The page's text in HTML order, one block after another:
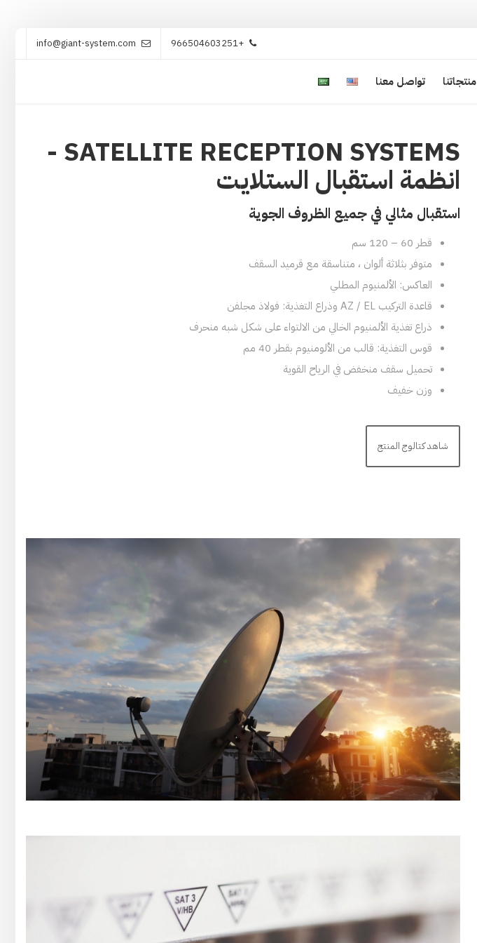
+966504603251
info@giant-system.com
منتجاتنا تواصل معنا الرئيسية
SATELLITE RECEPTION SYSTEMS -
انظمة استقبال الستلايت
استقبال مثالي في جميع الظروف الجوية
قطر 60 – 120 سم
متوفر بثلاثة ألوان ، متناسقة مع قرميد السقف
العاكس: الألمنيوم المطلي
قاعدة التركيب AZ / EL وذراع التغذية: فولاذ مجلفن
ذراع تغذية الألمنيوم الخالي من الالتواء على شكل شبه منحرف
قوس التغذية: قالب من الألومنيوم بقطر 40 مم
تحميل سقف منخفض في الرياح القوية
وزن خفيف
شاهد كتالوج المنتج